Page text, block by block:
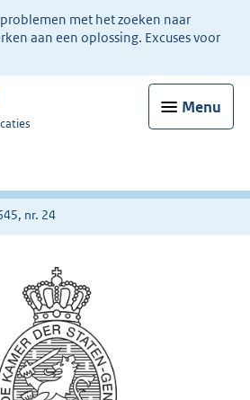
met het zoeken naar
aan een oplossing. Excuses voor
Menu
nr. 24